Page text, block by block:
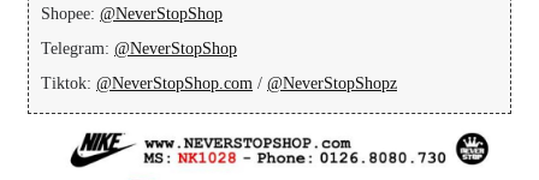
Shopee: @NeverStopShop
Telegram: @NeverStopShop
Tiktok: @NeverStopShop.com / @NeverStopShopz